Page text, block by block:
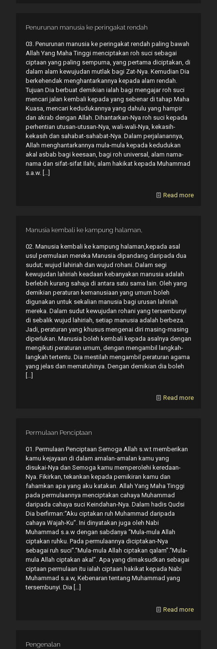
Penurunan manusia ke peringakat rendah
03. Penurunan manusia ke peringakat rendah paling bawah
Allah Yang Maha Tinggi menciptakan roh suci sebagai
ciptaan yang paling sempurna, yang pertama diciptakan, di
dalam alam kewujudan mutlak bagi Zat-Nya. Kemudian Dia
berkehendak menghantarkannya kepada alam rendah.
Tujuan Dia berbuat demikian ialah bagi mengajar roh suci
mencari jalan kembali kepada yang sebenar di tahap Maha
Kuasa, mencari kedudukannya yang dahulu yang hampir
dan akrab dengan Allah. Dihantarkan-Nya roh suci kepada
perhentian utusan-utusan-Nya, wali-wali-Nya, kekasih-
kekasih dan sahabat-sahabat-Nya. Dalam perjalanannya,
Allah menghantarkannya mula-mula kepada kedudukan
akal asbab bagi keesaan, bagi roh universal, alam nama-
nama dan sifat-sifat Ilahi, alam hakikat kepada Muhammad
s.a.w. […]
Read more
Manusia kembali ke kampung halaman,
02. Manusia kembali ke kampung halaman,kepada asal
usul permulaan mereka Manusia dipandang daripada dua
sudut; wujud lahiriah dan wujud rohani. Dalam segi
kewujudan lahiriah keadaan kebanyakan manusia adalah
berlebih kurang sahaja di antara satu sama lain. Oleh yang
demikian peraturan kemanusiaan yang umum boleh
digunakan untuk sekalian manusia bagi urusan lahiriah
mereka. Dalam sudut kewujudan rohani yang tersembunyi
di sebalik wujud lahiriah, setiap manusia adalah berbeza.
Jadi, peraturan yang khusus mengenai diri masing-masing
diperlukan. Manusia boleh kembali kepada asalnya dengan
mengikuti peraturan umum, dengan mengambil langkah-
langkah tertentu. Dia mestilah mengambil peraturan agama
yang jelas dan mematuhinya. Dengan demikian dia boleh
[…]
Read more
Permulaan Penciptaan
01. Permulaan Penciptaan Semoga Allah s.w.t memberikan
kamu kejayaan di dalam amalan-amalan kamu yang
disukai-Nya dan Semoga kamu memperolehi keredaan-
Nya. Fikirkan, tekankan kepada pemikiran kamu dan
fahamkan apa yang aku katakan. Allah Yang Maha Tinggi
pada permulaannya menciptakan cahaya Muhammad
daripada cahaya suci Keindahan-Nya. Dalam hadis Qudsi
Dia berfirman:“Aku ciptakan ruh Muhammad daripada
cahaya Wajah-Ku”. Ini dinyatakan juga oleh Nabi
Muhammad s.a.w dengan sabdanya “Mula-mula Allah
ciptakan ruhku. Pada permulaannya diciptakan-Nya
sebagai ruh suci”.“Mula-mula Allah ciptakan qalam”.“Mula-
mula Allah ciptakan akal”. Apa yang dimaksudkan sebagai
ciptaan permulaan itu ialah ciptaan hakikat kepada Nabi
Muhammad s.a.w, Kebenaran tentang Muhammad yang
tersembunyi. Dia […]
Read more
Pengenalan